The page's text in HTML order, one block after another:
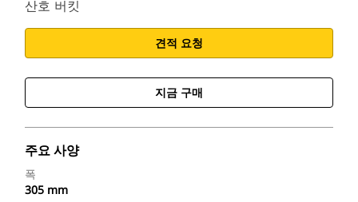
산호 버킷
견적 요청
지금 구매
주요 사양
폭
305 mm